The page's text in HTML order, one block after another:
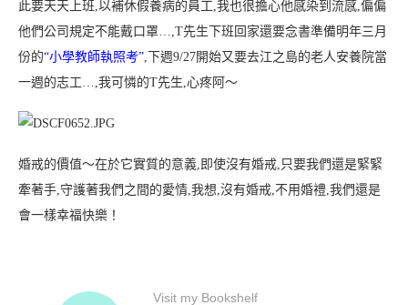
此要天天上班,以補休假養病的員工,我也很擔心他感染到流感,偏偏
他們公司規定不能戴口罩…,T先生下班回家還要念書準備明年三月
份的“小學教師執照考”,下週9/27開始又要去江之島的老人安養院當
一週的志工…,我可憐的T先生,心疼阿～
婚戒的價值～在於它實質的意義,即使沒有婚戒,只要我們還是緊緊
牽著手,守護著我們之間的愛情,我想,沒有婚戒,不用婚禮,我們還是
會一樣幸福快樂！